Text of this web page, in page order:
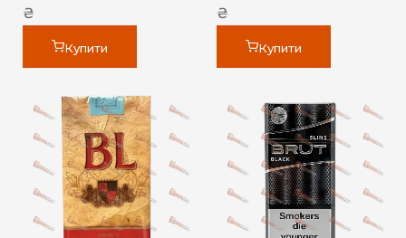
₴
Купити
₴
Купити